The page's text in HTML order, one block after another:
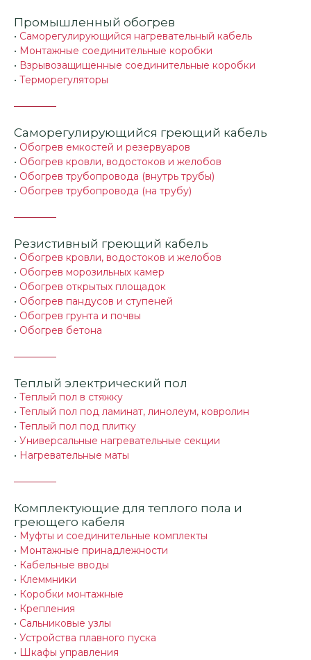
Промышленный обогрев
• Саморегулирующийся нагревательный кабель
• Монтажные соединительные коробки
• Взрывозащищенные соединительные коробки
• Терморегуляторы
Саморегулирующийся греющий кабель
• Обогрев емкостей и резервуаров
• Обогрев кровли, водостоков и желобов
• Обогрев трубопровода (внутрь трубы)
• Обогрев трубопровода (на трубу)
Резистивный греющий кабель
• Обогрев кровли, водостоков и желобов
• Обогрев морозильных камер
• Обогрев открытых площадок
• Обогрев пандусов и ступеней
• Обогрев грунта и почвы
• Обогрев бетона
Теплый электрический пол
• Теплый пол в стяжку
• Теплый пол под ламинат, линолеум, ковролин
• Теплый пол под плитку
• Универсальные нагревательные секции
• Нагревательные маты
Комплектующие для теплого пола и
греющего кабеля
• Муфты и соединительные комплекты
• Монтажные принадлежности
• Кабельные вводы
• Клеммники
• Коробки монтажные
• Крепления
• Сальниковые узлы
• Устройства плавного пуска
• Шкафы управления